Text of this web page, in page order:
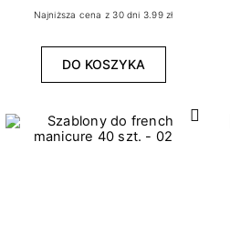
Najniższa cena z 30 dni 3.99 zł
DO KOSZYKA